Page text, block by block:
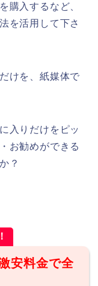
購入するなど、
を活用して下さ
けを、紙媒体で
入りだけをピッ
お勧めができる
？
安料金で全